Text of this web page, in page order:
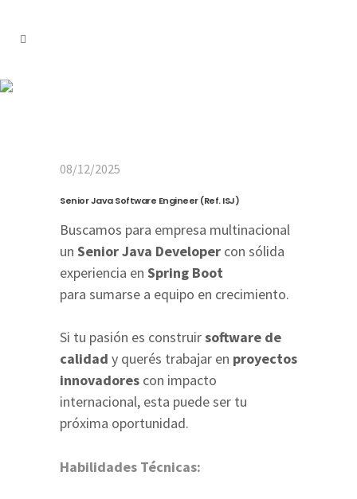
08/12/2025
Senior Java Software Engineer (Ref. ISJ)
Buscamos para empresa multinacional
un Senior Java Developer con sólida
experiencia en Spring Boot
para sumarse a equipo en crecimiento.
Si tu pasión es construirsoftware de
calidad y querés trabajar en proyectos
innovadores con impacto
internacional, esta puede ser tu
próxima oportunidad.
Habilidades Técnicas: